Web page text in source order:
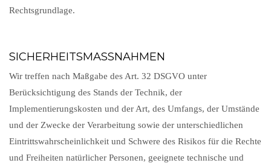
Rechtsgrundlage.
SICHERHEITSMASSNAHMEN
Wir treffen nach Maßgabe des Art. 32 DSGVO unter
Berücksichtigung des Stands der Technik, der
Implementierungskosten und der Art, des Umfangs, der Umstände
und der Zwecke der Verarbeitung sowie der unterschiedlichen
Eintrittswahrscheinlichkeit und Schwere des Risikos für die Rechte
und Freiheiten natürlicher Personen, geeignete technische und